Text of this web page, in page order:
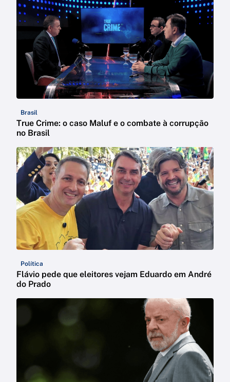
Brasil
True Crime: o caso Maluf e o combate à corrupção
no Brasil
Política
Flávio pede que eleitores vejam Eduardo em André
do Prado